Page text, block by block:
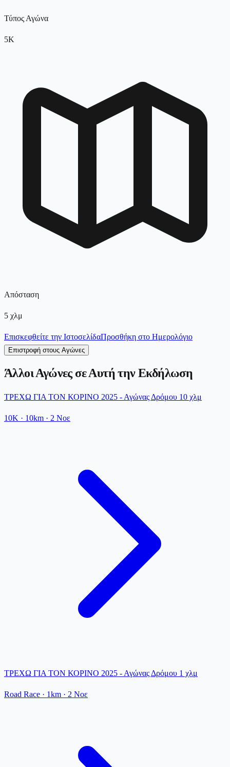
Τύπος Αγώνα
5K
Απόσταση
5 χλμ
Επισκεφθείτε την ΙστοσελίδαΠροσθήκη στο Ημερολόγιο
Επιστροφή στους Αγώνες
Άλλοι Αγώνες σε Αυτή την Εκδήλωση
ΤΡΕΧΩ ΓΙΑ ΤΟΝ ΚΟΡΙΝΟ 2025 - Αγώνας Δρόμου 10 χλμ
10K · 10km · 2 Νοε
ΤΡΕΧΩ ΓΙΑ ΤΟΝ ΚΟΡΙΝΟ 2025 - Αγώνας Δρόμου 1 χλμ
Road Race · 1km · 2 Νοε